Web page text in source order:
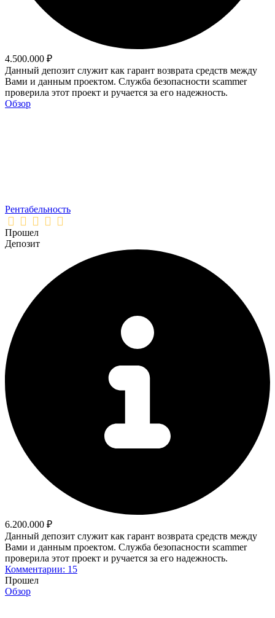
4.500.000 ₽
Данный депозит служит как гарант возврата средств между
Вами и данным проектом. Служба безопасности scammer
проверила этот проект и ручается за его надежность.
Обзор
Рентабельность
Прошел
Депозит
6.200.000 ₽
Данный депозит служит как гарант возврата средств между
Вами и данным проектом. Служба безопасности scammer
проверила этот проект и ручается за его надежность.
Комментарии: 15
Прошел
Обзор